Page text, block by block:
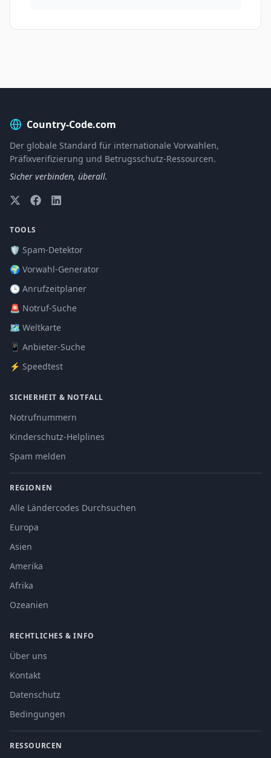
Country-Code.com
Der globale Standard für internationale Vorwahlen,
Präfixverifizierung und Betrugsschutz-Ressourcen.
Sicher verbinden, überall.
TOOLS
🛡️ Spam-Detektor
🌍 Vorwahl-Generator
🕒 Anrufzeitplaner
🚨 Notruf-Suche
🗺️ Weltkarte
📱 Anbieter-Suche
⚡ Speedtest
SICHERHEIT & NOTFALL
Notrufnummern
Kinderschutz-Helplines
Spam melden
REGIONEN
Alle Ländercodes Durchsuchen
Europa
Asien
Amerika
Afrika
Ozeanien
RECHTLICHES & INFO
Über uns
Kontakt
Datenschutz
Bedingungen
RESSOURCEN